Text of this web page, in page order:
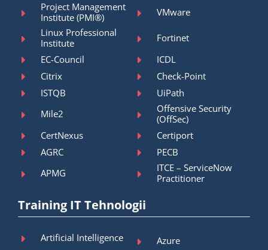
Project Management
Institute (PMI®)
VMware
Linux Professional
Institute
Fortinet
EC-Council
ICDL
Citrix
Check-Point
ISTQB
UiPath
Mile2
Offensive Security
(OffSec)
CertNexus
Certiport
AGRC
PECB
APMG
ITCE – ServiceNow
Practitioner
Training IT Tehnologii
Artificial Intelligence
Azure